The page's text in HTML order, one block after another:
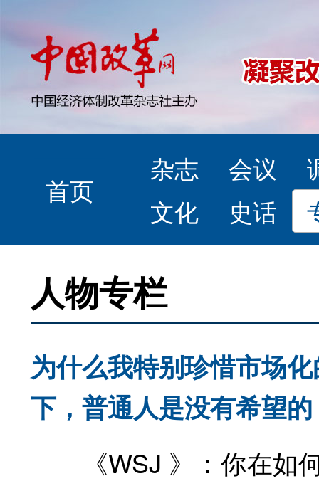
首页
杂志 会议
文化
史话
人物专栏
为什么我特别珍惜市场
下，普通人是没有希望的
《WSJ 》：你在如何